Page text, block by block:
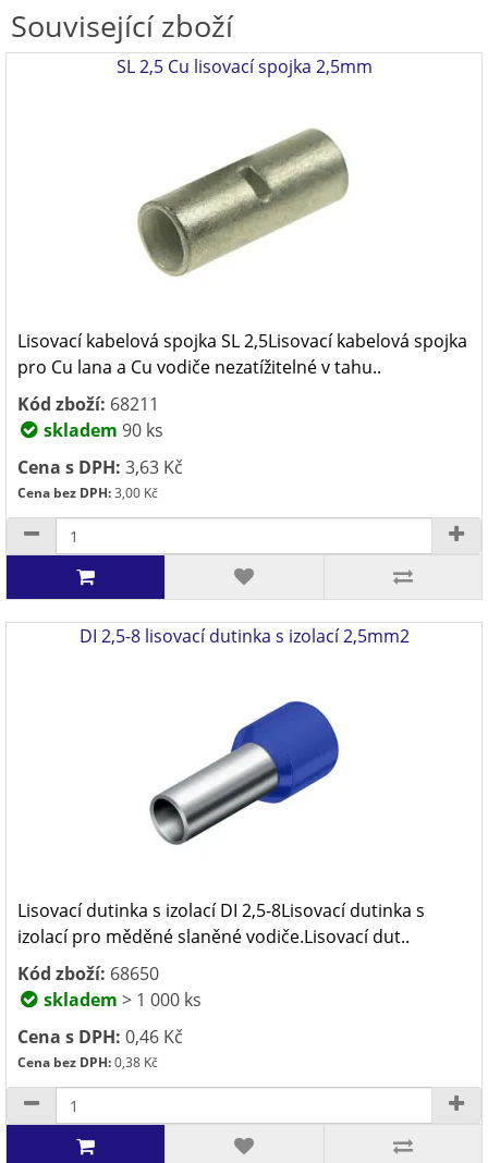
Související zboží
SL 2,5 Cu lisovací spojka 2,5mm
Lisovací kabelová spojka SL 2,5Lisovací kabelová spojka
pro Cu lana a Cu vodiče nezatížitelné v tahu..
Kód zboží: 68211
skladem 90 ks
Cena s DPH: 3,63 Kč
Cena bez DPH:3,00 Kč
DI 2,5-8 lisovací dutinka s izolací 2,5mm2
Lisovací dutinka s izolací DI 2,5-8Lisovací dutinka s
izolací pro měděné slaněné vodiče.Lisovací dut..
Kód zboží: 68650
skladem > 1 000 ks
Cena s DPH: 0,46 Kč
Cena bez DPH:0,38 Kč